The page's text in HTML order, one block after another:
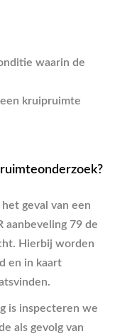
waarin de
kruipruimte
geval van een
aanbeveling 79 de
Hierbij worden
en in kaart
is inspecteren we
als gevolg van